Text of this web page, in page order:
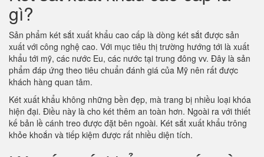
gì?
Sản phẩm két sắt xuất khẩu cao cấp là dòng két sắt được sản
xuất với công nghệ cao. Với mục tiêu thị trường hướng tới là xuất
khẩu tới mỹ, các nước Eu, các nước tại trung đông vv. Đây là sản
phẩm đáp ứng theo tiêu chuẩn đánh giá của Mỹ nên rất được
khách hàng quan tâm.
Két xuất khẩu không những bền đẹp, mà trang bị nhiều loại khóa
hiện đại. Điều này là cho két thêm an toàn hơn. Ngoài ra với thiết
kế bản lề cánh treo được đặt bên ngoài. Két sắt xuất khẩu trông
khỏe khoắn và tiếp kiệm được rất nhiều diện tích.